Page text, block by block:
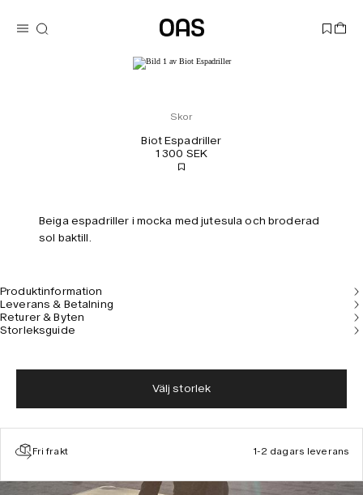
Skor
Biot Espadriller
1 300 SEK
Beiga espadriller i mocka med jutesula och broderad
sol baktill.
Produktinformation
Leverans & Betalning
Returer & Byten
Storleksguide
Välj storlek
Fri frakt 1-2 dagars leverans